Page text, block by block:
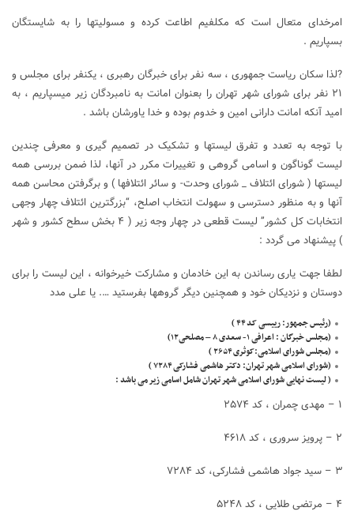
امرخدای متعال است که مکلفیم اطاعت کرده و مسولیتها را به شایستگان
بسپاریم .
?لذا سکان ریاست جمهوری ، سه نفر برای خبرگان رهبری ، یکنفر برای مجلس و
۲۱ نفر برای شورای شهر تهران را بعنوان امانت به نامبردگان زیر میسپاریم ، به
امید آنکه امانت دارانی امین و خدوم بوده و خدا یاورشان باشد .
با توجه به تعدد و تفرق لیستها و تشکیک در تصمیم گیری و معرفی چندین
لیست گوناگون و اسامی گروهی و تغییرات مکرر در آنها، لذا ضمن بررسی همه
لیستها ( شورای ائتلاف _ شورای وحدت- و سائر ائتلافها ) و برگرفتن محاسن همه
آنها و به منظور دسترسی و سهولت انتخاب اصلح، “بزرگترین ائتلاف چهار وجهی
انتخابات کل کشور” لیست قطعی در چهار وجه زیر ( ۴ بخش سطح کشور و شهر
) پیشنهاد می گردد :
لطفا جهت یاری رساندن به این خادمان و مشارکت خیرخوانه ، این لیست را برای
دوستان و نزدیکان خود و همچنین دیگر گروهها بفرستید …. یا علی مدد
(رئیس جمهور: رییسی کد ۴۴ )
(مجلس خبرگان : اعرافی ۱- سعدی ۸ – مصلحی۱۲)
(مجلس شورای اسلامی:کوثری ۲۶۵۴ )
(شورای اسلامی شهر تهران: دکتر هاشمی فشارکی ۷۲۸۴ )
( لیست نهایی شورای اسلامی شهر تهران شامل اسامی زیر می باشد :
۱ – مهدی چمران ، کد ۲۵۷۴
۲ – پرویز سروری ، کد ۴۶۱۸
۳ – سید جواد هاشمی فشارکی، کد ۷۲۸۴
۴ – مرتضی طلایی ، کد ۵۲۴۸